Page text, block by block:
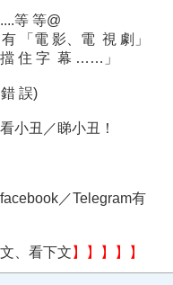
等 等@
「電 影、電 視 劇」
住 字 幕 ……」
誤)
小丑／睇小丑！
／Telegram有
、看下文 】】】】】